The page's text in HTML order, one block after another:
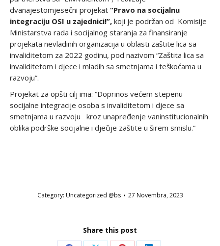
dvanajestomjesečni projekat “Pravo na socijalnu
integraciju OSI u zajednici!”, koji je podržan od Komisije
Ministarstva rada i socijalnog staranja za finansiranje
projekata nevladinih organizacija u oblasti zaštite lica sa
invaliditetom za 2022 godinu, pod nazivom “Zaštita lica sa
invaliditetom i djece i mladih sa smetnjama i teškoćama u
razvoju”.
Projekat za opšti cilj ima: “Doprinos većem stepenu
socijalne integracije osoba s invaliditetom i djece sa
smetnjama u razvoju kroz unapređenje vaninstitucionalnih
oblika podrške socijalne i dječije zaštite u širem smislu.”
Category: Uncategorized @bs 27 Novembra, 2023
Share this post